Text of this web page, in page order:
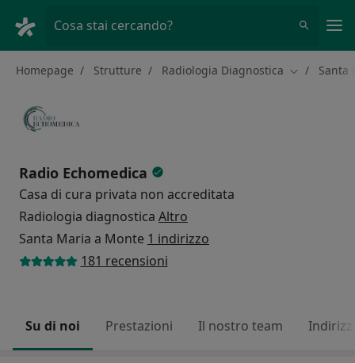
Cosa stai cercando?
Homepage Strutture Radiologia Diagnostica Cambia città
Santa
Radio Echomedica
Casa di cura privata non accreditata
Radiologia diagnostica Altro
Santa Maria a Monte 1 indirizzo
181 recensioni
Su di noi Prestazioni Il nostro team Indirizzi